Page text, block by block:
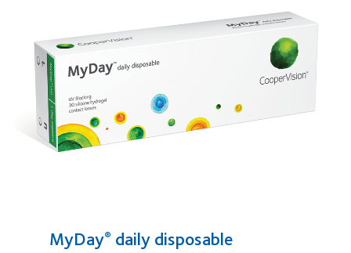
MyDay® daily disposable